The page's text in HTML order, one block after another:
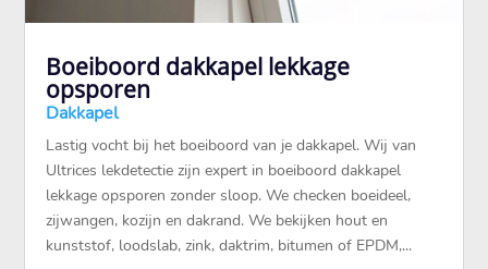
Boeiboord dakkapel lekkage
opsporen
Dakkapel
Lastig vocht bij het boeiboord van je dakkapel. Wij van
Ultrices lekdetectie zijn expert in boeiboord dakkapel
lekkage opsporen zonder sloop. We checken boeideel,
zijwangen, kozijn en dakrand. We bekijken hout en
kunststof, loodslab, zink, daktrim, bitumen of EPDM,...